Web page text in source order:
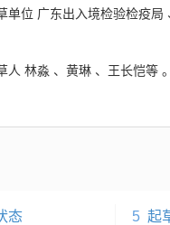
单位 广东出入境检验检疫局
人 林淼 、 黄琳 、 王长恺等 。
态
5 起